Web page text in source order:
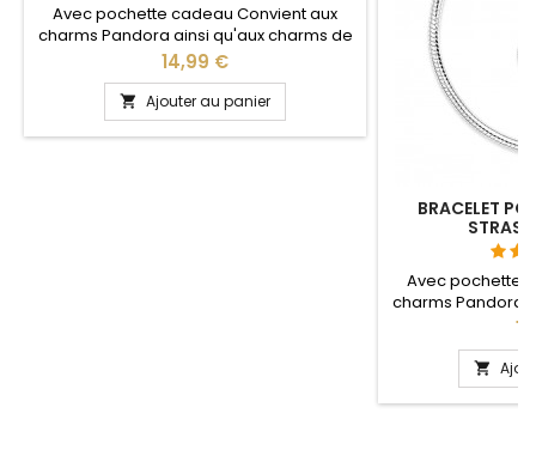
Avec pochette cadeau Convient aux
charms Pandora ainsi qu'aux charms de
notre site idéal pour : Noël, Saint Valentin,
anniversaire, anniversaire de mariage La
partie ajustable se détache d'un coté
pour passer les charms par simple
pression sur le bouton Ajustable pour
Prix
14,99 €
 Ajouter au panier
BRACELET
Avec pochette
charms Pandora
notre site idéal
anniversaire,
partie
pour passer
pression sur le
